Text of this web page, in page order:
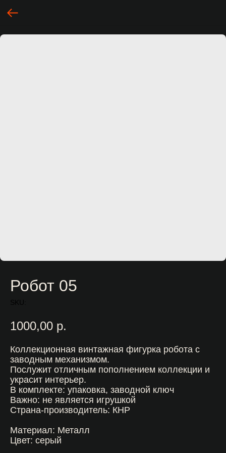
Робот 05
SKU:
1000,00 р.
Коллекционная винтажная фигурка робота с
заводным механизмом.
Послужит отличным пополнением коллекции и
украсит интерьер.
В комплекте: упаковка, заводной ключ
Важно: не является игрушкой
Страна-производитель: КНР
Материал: Металл
Цвет: серый